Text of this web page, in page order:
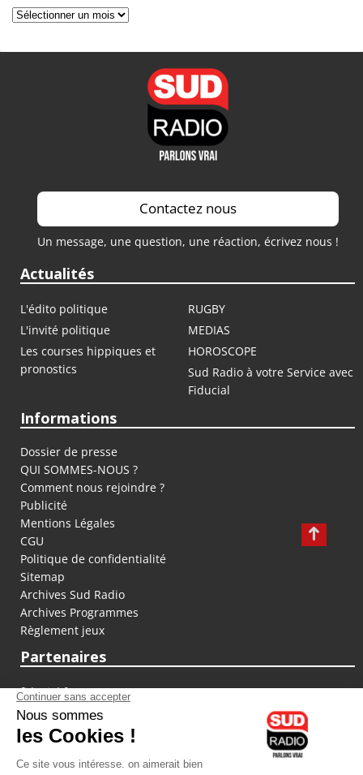
Archives
Contactez nous
Un message, une question, une réaction, écrivez nous !
Actualités
L'édito politique
RUGBY
L'invité politique
MEDIAS
Les courses hippiques et
pronostics
HOROSCOPE
Sud Radio à votre Service avec
Fiducial
Informations
Dossier de presse
QUI SOMMES-NOUS ?
Comment nous rejoindre ?
Publicité
Mentions Légales
CGU
Politique de confidentialité
Sitemap
Archives Sud Radio
Archives Programmes
Règlement jeux
Partenaires
fiducial.fr
lyoncapitale.fr
olympique-et-lyonnais.com
L'application Iphone / Android